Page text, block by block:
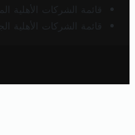
قائمة الشركات الأهلية
قائمة الشركات الأهلية